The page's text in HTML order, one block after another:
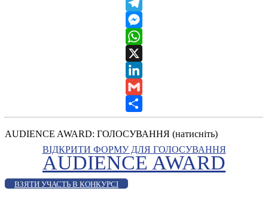
Viber
Telegram
Messenger
WhatsApp
X
LinkedIn
Gmail
Share
AUDIENCE AWARD: ГОЛОСУВАННЯ (натисніть)
ВІДКРИТИ ФОРМУ ДЛЯ ГОЛОСУВАННЯ
AUDIENCE AWARD
ВЗЯТИ УЧАСТЬ В КОНКУРСІ